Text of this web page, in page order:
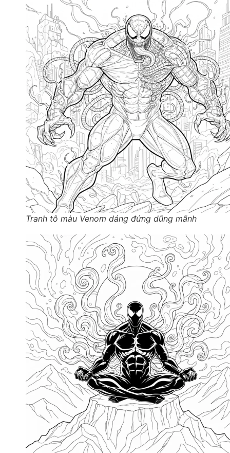
Tranh tô màu Venom dáng đứng dũng mãnh